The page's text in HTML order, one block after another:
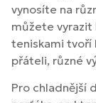
vynosíte na
můžete vyrazit
teniskami tvoří
přáteli, různé
Pro chladnější